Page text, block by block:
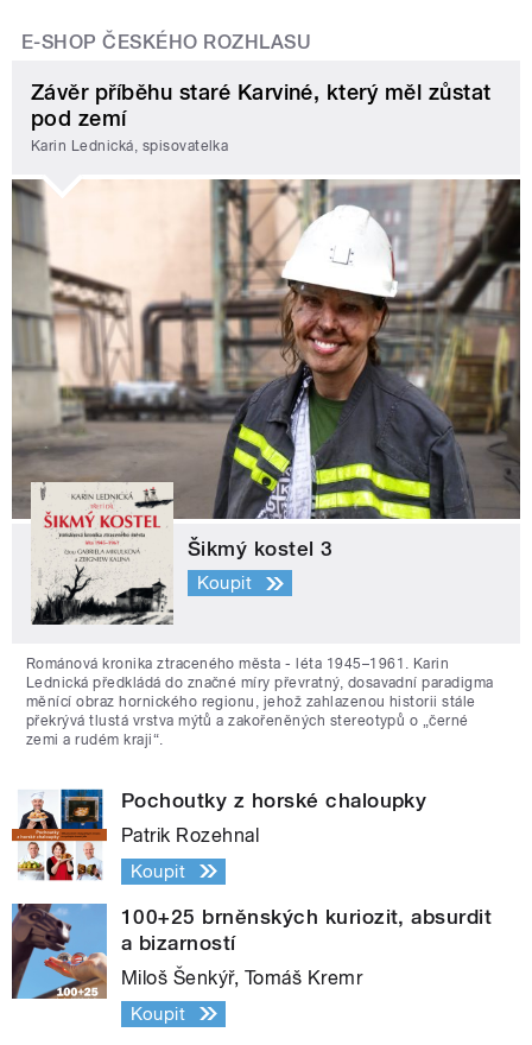
E-SHOP ČESKÉHO ROZHLASU
Závěr příběhu staré Karviné, který měl zůstat
pod zemí
Karin Lednická, spisovatelka
Šikmý kostel 3
Koupit
Románová kronika ztraceného města - léta 1945–1961. Karin
Lednická předkládá do značné míry převratný, dosavadní paradigma
měnící obraz hornického regionu, jehož zahlazenou historii stále
překrývá tlustá vrstva mýtů a zakořeněných stereotypů o „černé
zemi a rudém kraji“.
Pochoutky z horské chaloupky
Patrik Rozehnal
Koupit
100+25 brněnských kuriozit, absurdit
a bizarností
Miloš Šenkýř, Tomáš Kremr
Koupit